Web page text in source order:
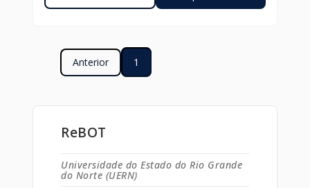
Anterior 1
ReBOT
Universidade do Estado do Rio Grande
do Norte (UERN)